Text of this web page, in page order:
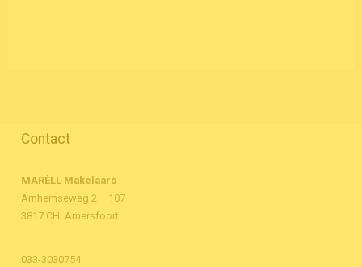
Contact
MARÈLL Makelaars
Arnhemseweg 2 – 107
3817 CH Amersfoort
033-3030754